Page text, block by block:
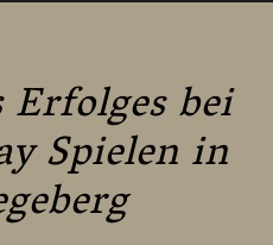
Erfolges bei
Spielen in